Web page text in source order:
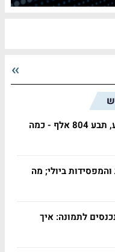
פוטר אחרי 29 שנה בלי שימוע, תבע 804 אלף - כמה
ביולי; מה
לתמונה: איך